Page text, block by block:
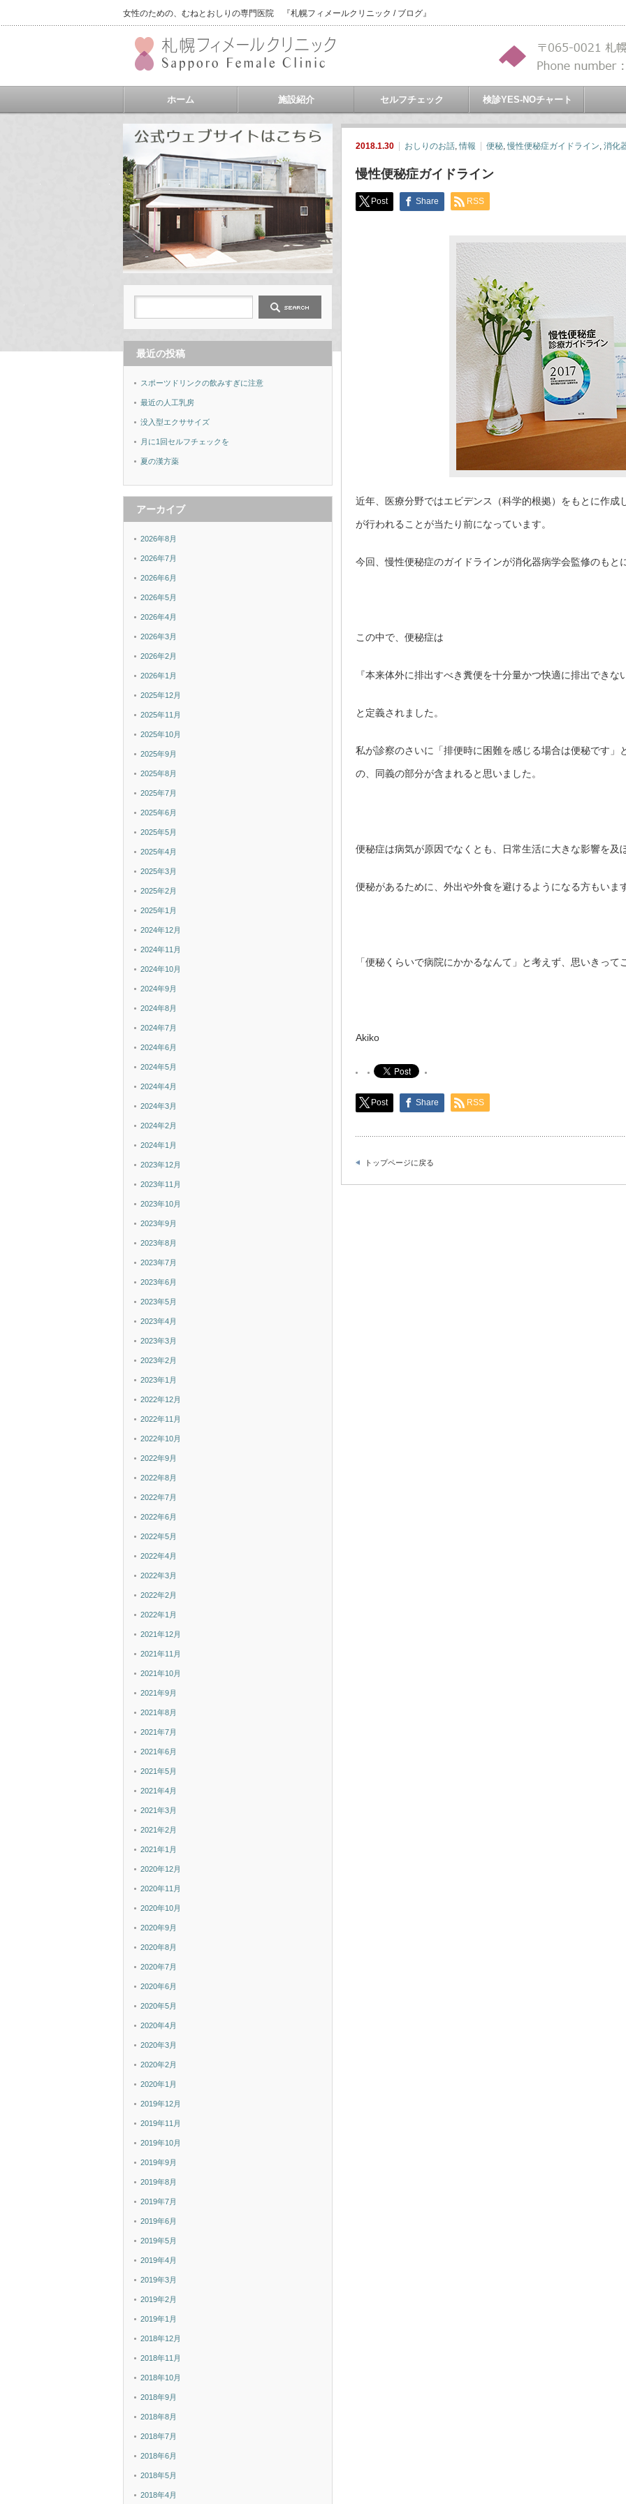
女性のための、むねとおしりの専門医院 『札幌フィメールクリニック / ブログ』
ホーム 施設紹介 セルフチェック 検診YES-NOチャート
2018.1.30 おしりのお話,情報 便秘,慢性便秘症ガイドライン, 消化
慢性便秘症ガイドライン
Post Share RSS
近年、医療分野ではエビデンス（科学的根拠）をもとに作成
が行われることが当たり前になっています。
今回、慢性便秘症のガイドラインが消化器病学会監修のもと
この中で、便秘症は
『本来体外に排出すべき糞便を十分量かつ快適に排出できな
と定義されました。
私が診察のさいに「排便時に困難を感じる場合は便秘です」
の、同義の部分が含まれると思いました。
便秘症は病気が原因でなくとも、日常生活に大きな影響を及
便秘があるために、外出や外食を避けるようになる方もいます
「便秘くらいで病院にかかるなんて」と考えず、思いきって
Akiko
Post Share RSS
トップページに戻る
最近の投稿
スポーツドリンクの飲みすぎに注意
最近の人工乳房
没入型エクササイズ
月に1回セルフチェックを
夏の漢方薬
アーカイブ
2026年8月
2026年7月
2026年6月
2026年5月
2026年4月
2026年3月
2026年2月
2026年1月
2025年12月
2025年11月
2025年10月
2025年9月
2025年8月
2025年7月
2025年6月
2025年5月
2025年4月
2025年3月
2025年2月
2025年1月
2024年12月
2024年11月
2024年10月
2024年9月
2024年8月
2024年7月
2024年6月
2024年5月
2024年4月
2024年3月
2024年2月
2024年1月
2023年12月
2023年11月
2023年10月
2023年9月
2023年8月
2023年7月
2023年6月
2023年5月
2023年4月
2023年3月
2023年2月
2023年1月
2022年12月
2022年11月
2022年10月
2022年9月
2022年8月
2022年7月
2022年6月
2022年5月
2022年4月
2022年3月
2022年2月
2022年1月
2021年12月
2021年11月
2021年10月
2021年9月
2021年8月
2021年7月
2021年6月
2021年5月
2021年4月
2021年3月
2021年2月
2021年1月
2020年12月
2020年11月
2020年10月
2020年9月
2020年8月
2020年7月
2020年6月
2020年5月
2020年4月
2020年3月
2020年2月
2020年1月
2019年12月
2019年11月
2019年10月
2019年9月
2019年8月
2019年7月
2019年6月
2019年5月
2019年4月
2019年3月
2019年2月
2019年1月
2018年12月
2018年11月
2018年10月
2018年9月
2018年8月
2018年7月
2018年6月
2018年5月
2018年4月